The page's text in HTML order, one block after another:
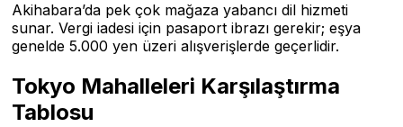
Akihabara’da pek çok mağaza yabancı dil hizmeti
sunar. Vergi iadesi için pasaport ibrazı gerekir; eşya
genelde 5.000 yen üzeri alışverişlerde geçerlidir.
Tokyo Mahalleleri Karşılaştırma
Tablosu